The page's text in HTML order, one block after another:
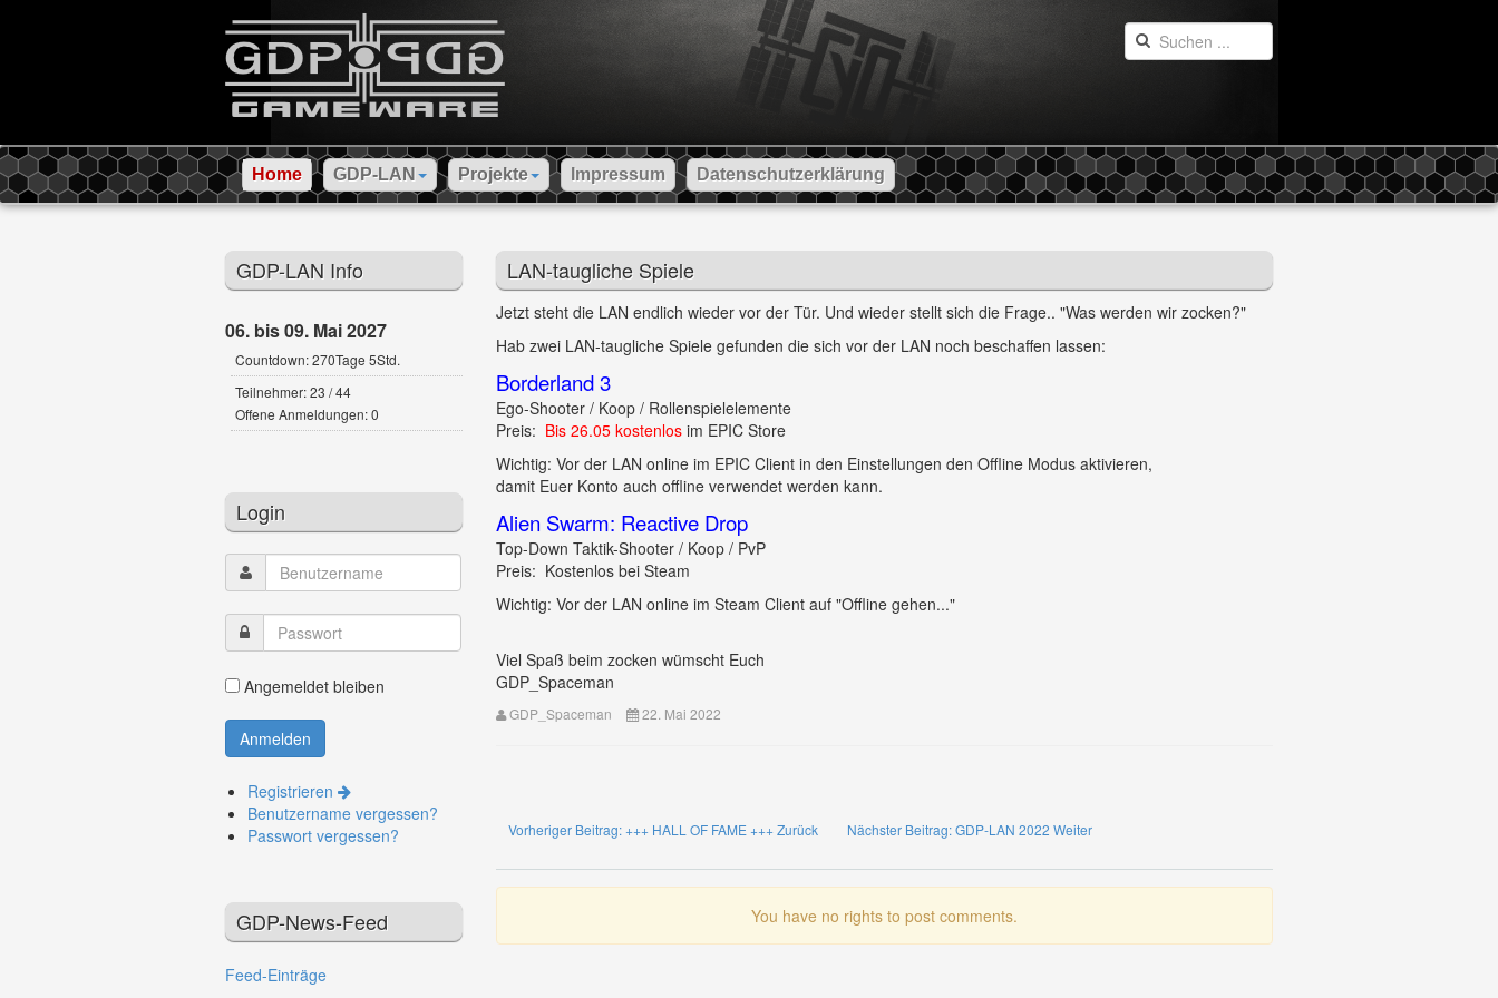
Home GDP-LAN Projekte Impressum Datenschutzerklärung
LAN-taugliche Spiele
Jetzt steht die LAN endlich wieder vor der Tür. Und wieder stellt sich die Frage.. "Was werden wir zocken?"
Hab zwei LAN-taugliche Spiele gefunden die sich vor der LAN noch beschaffen lassen:
Borderland 3
Ego-Shooter / Koop / Rollenspielelemente
Preis: Bis 26.05 kostenlosim EPIC Store
Wichtig: Vor der LAN online im EPIC Client in den Einstellungen den Offline Modus aktivieren,
damit Euer Konto auch offline verwendet werden kann.
Alien Swarm: Reactive Drop
Top-Down Taktik-Shooter / Koop / PvP
Preis: Kostenlos bei Steam
Wichtig: Vor der LAN online im Steam Client auf "Offline gehen..."
Viel Spaß beim zocken wümscht Euch
GDP_Spaceman
GDP_Spaceman 22. Mai 2022
Vorheriger Beitrag: +++ HALL OF FAME +++Zurück Nächster Beitrag: GDP-LAN 2022 Weiter
You have no rights to post comments.
GDP-LAN Info
06. bis 09. Mai 2027
Countdown: 270Tage 5Std.
Teilnehmer: 23 / 44
Offene Anmeldungen: 0
Login
Angemeldet bleiben
Registrieren
Benutzername vergessen?
Passwort vergessen?
GDP-News-Feed
Feed-Einträge